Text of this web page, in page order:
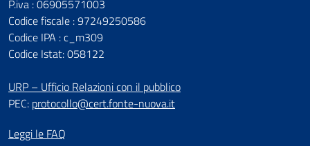
P.iva : 06905571003
Codice fiscale : 97249250586
Codice IPA : c_m309
Codice Istat: 058122
URP – Ufficio Relazioni con il pubblico
PEC: protocollo@cert.fonte-nuova.it
Leggi le FAQ